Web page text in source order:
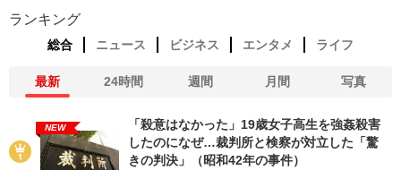
ランキング
総合 ニュース ビジネス エンタメ ライフ
最新 24時間 週間 月間 写真
NEW
「殺意はなかった」19歳女子高生を強姦殺害
したのになぜ…裁判所と検察が対立した「驚
きの判決」（昭和42年の事件）